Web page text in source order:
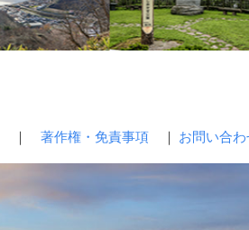
｜ 著作権・免責事項｜ お問い合わ